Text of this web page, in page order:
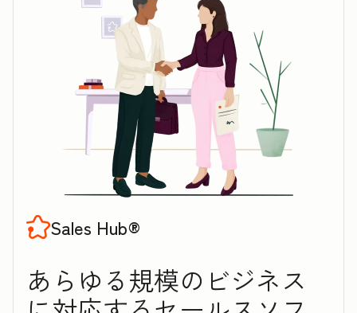
Sales Hub®
あらゆる規模のビジネス